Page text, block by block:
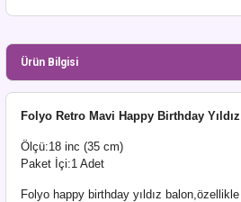
Ürün Bilgisi
Folyo Retro Mavi Happy Birthday
Ölçü:18 inc (35 cm)
Paket İçi:1 Adet
Folyo happy birthday yıldız